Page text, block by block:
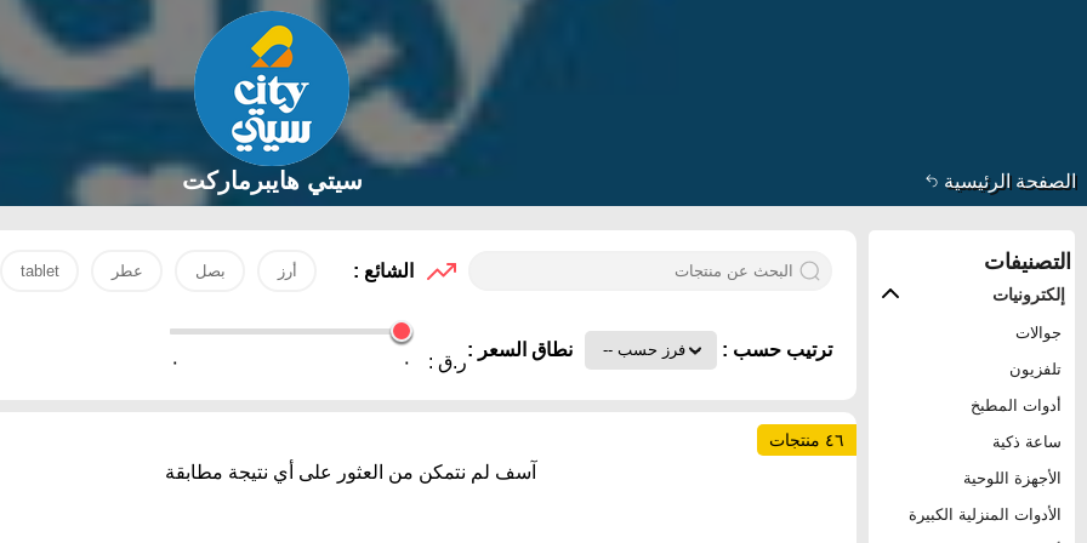
الصفحة الرئيسية سيتي هايبرماركت
التصنيفات
إلكترونيات
جوالات
تلفزيون
أدوات المطبخ
ساعة ذكية
الأجهزة اللوحية
الأدوات المنزلية الكبيرة
الشائع : أرز بصل عطر tablet
ترتيب حسب : نطاق السعر :
ر.ق : ٠ ٠
٤٦ منتجات
آسف لم نتمكن من العثور على أي نتيجة مطابقة